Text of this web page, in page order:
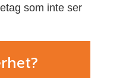
som inte ser